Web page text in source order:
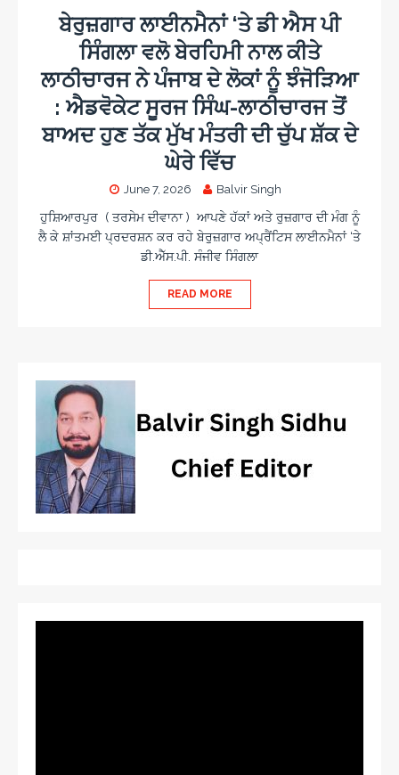
ਬੇਰੁਜ਼ਗਾਰ ਲਾਈਨਮੈਨਾਂ ‘ਤੇ ਡੀ ਐਸ ਪੀ
ਸਿੰਗਲਾ ਵਲੋ ਬੇਰਹਿਮੀ ਨਾਲ ਕੀਤੇ
ਲਾਠੀਚਾਰਜ ਨੇ ਪੰਜਾਬ ਦੇ ਲੋਕਾਂ ਨੂੰ ਝੰਜੋੜਿਆ
: ਐਡਵੋਕੇਟ ਸੂਰਜ ਸਿੰਘ-ਲਾਠੀਚਾਰਜ ਤੋਂ
ਬਾਅਦ ਹੁਣ ਤੱਕ ਮੁੱਖ ਮੰਤਰੀ ਦੀ ਚੁੱਪ ਸ਼ੱਕ ਦੇ
ਘੇਰੇ ਵਿੱਚ
June 7, 2026 Balvir Singh
​ਹੁਸ਼ਿਆਰਪੁਰ ( ਤਰਸੇਮ ਦੀਵਾਨਾ ) ਆਪਣੇ ਹੱਕਾਂ ਅਤੇ ਰੁਜ਼ਗਾਰ ਦੀ ਮੰਗ ਨੂੰ
ਲੈ ਕੇ ਸ਼ਾਂਤਮਈ ਪ੍ਰਦਰਸ਼ਨ ਕਰ ਰਹੇ ਬੇਰੁਜ਼ਗਾਰ ਅਪ੍ਰੈਂਟਿਸ ਲਾਈਨਮੈਨਾਂ ‘ਤੇ
ਡੀ.ਐੱਸ.ਪੀ. ਸੰਜੀਵ ਸਿੰਗਲਾ
READ MORE